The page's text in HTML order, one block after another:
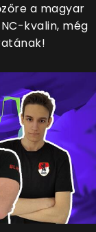
a magyar
kvalin, még